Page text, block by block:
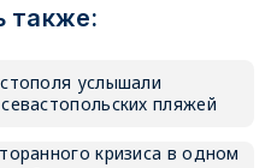
также:
услышали
пляжей
кризиса в одном